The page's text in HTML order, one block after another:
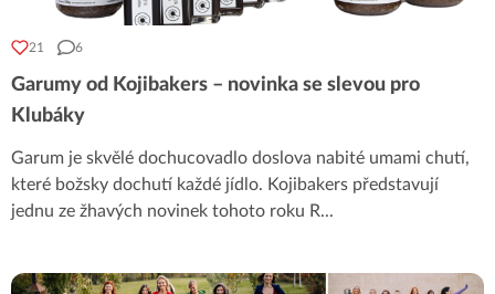
21 6
Garumy od Kojibakers – novinka se slevou pro
Klubáky
Garum je skvělé dochucovadlo doslova nabité umami chutí,
které božsky dochutí každé jídlo. Kojibakers představují
jednu ze žhavých novinek tohoto roku R...